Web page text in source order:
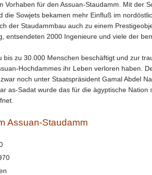
Vorhaben für den Assuan-Staudamm. Mit der
die Sowjets bekamen mehr Einfluß im
der Staudammbau auch zu einem
entsendeten 2000 Ingenieure und viele der
bis zu 30.000 Menschen beschäftigt und zur
Hochdammes ihr Leben verloren haben.
noch unter Staatspräsident Gamal Abdel
as-Sadat wurde das für die ägyptische Nation
Assuan-Staudamm